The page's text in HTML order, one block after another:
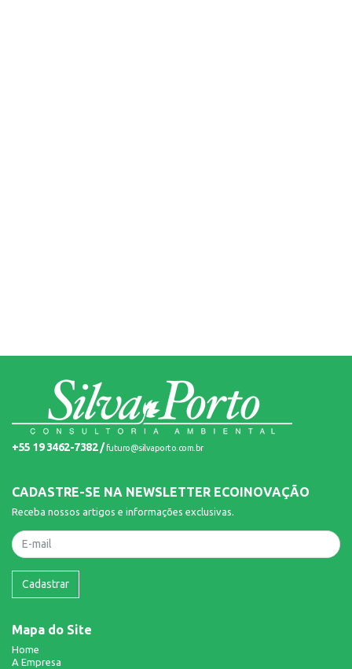
+55 19 3462-7382 /futuro@silvaporto.com.br
CADASTRE-SE NA NEWSLETTER ECOINOVAÇÃO
Receba nossos artigos e informações exclusivas.
Nome
Cadastrar
Mapa do Site
Home
A Empresa